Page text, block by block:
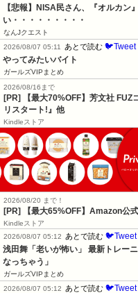
【悲報】NISA民さん、『オルカ
い・・・・・・・・・
なんJクエスト
2026/08/07 05:11
あとで読む 🐦Tweet
やってみたいバイト
ガールズVIPまとめ
2026/08/16まで
[PR] 【最大70%OFF】芳文社 FUZ
リスタート!』他
Kindleストア
2026/08/20 まで！
[PR] 【最大65%OFF】Amazon公
Kindleストア
2026/08/07 05:12
あとで読む 🐦Tweet
浅田舞「老いが怖い」 最新トレー
なっちゃう」
ガールズVIPまとめ
2026/08/07 05:12
あとで読む 🐦Tweet